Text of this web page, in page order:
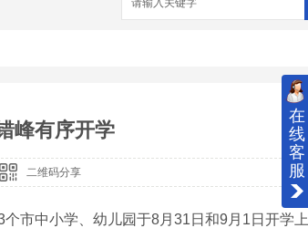
峰有序开学
二维码分享
市中小学、幼儿园于8月31日和9月1日开学上
在
线
客
服